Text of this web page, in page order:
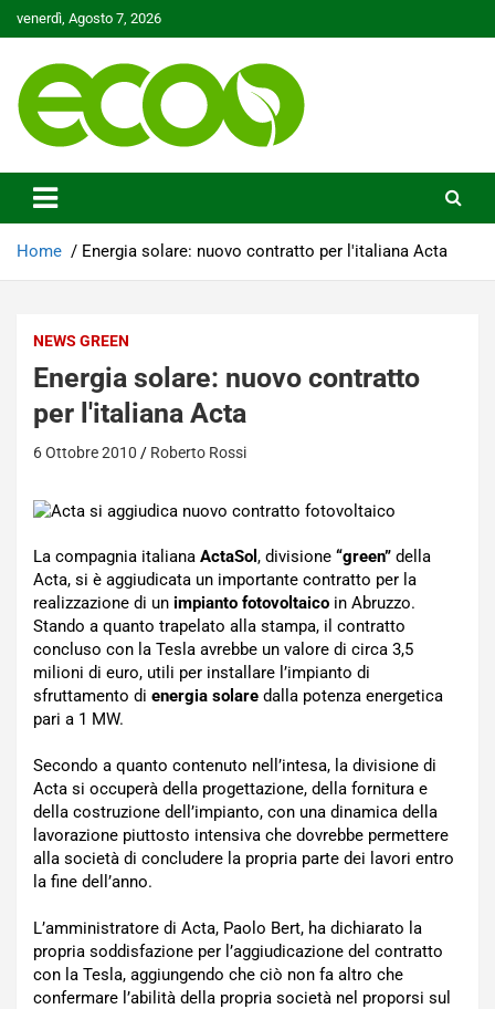
to
venerdì, Agosto 7, 2026
Ecoo.it
Home Energia solare: nuovo contratto per l'italiana Acta
NEWS GREEN
Energia solare: nuovo contratto
per l'italiana Acta
6 Ottobre 2010 Roberto Rossi
La compagnia italiana ActaSol , divisione “green” della
Acta, si è aggiudicata un importante contratto per la
realizzazione di un impianto fotovoltaico in Abruzzo.
Stando a quanto trapelato alla stampa, il contratto
concluso con la Tesla avrebbe un valore di circa 3,5
milioni di euro, utili per installare l’impianto di
sfruttamento di energia solare dalla potenza energetica
pari a 1 MW.
Secondo a quanto contenuto nell’intesa, la divisione di
Acta si occuperà della progettazione, della fornitura e
della costruzione dell’impianto, con una dinamica della
lavorazione piuttosto intensiva che dovrebbe permettere
alla società di concludere la propria parte dei lavori entro
la fine dell’anno.
L’amministratore di Acta, Paolo Bert, ha dichiarato la
propria soddisfazione per l’aggiudicazione del contratto
con la Tesla, aggiungendo che ciò non fa altro che
confermare l’abilità della propria società nel proporsi sul